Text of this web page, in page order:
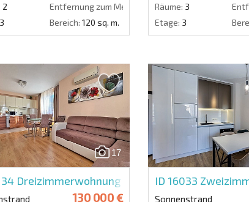
2 Entfernung zum Meer:
500 m.
3 Bereich: 120 sq. m.
Räume: 3
Etage: 3
17
Dreizimmerwohnung in Messembria Palace
130 000 €
ID 16033
Sonnenstrand